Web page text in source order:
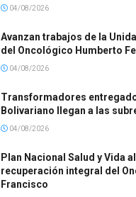
04/08/2026
Avanzan trabajos de la
del Oncológico Humberto
04/08/2026
Transformadores
Bolivariano llegan a las
04/08/2026
Plan Nacional Salud y Vida
recuperación integral del
Francisco